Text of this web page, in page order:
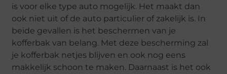
is voor elke type auto mogelijk. Het maakt dan
ook niet uit of de auto particulier of zakelijk is. In
beide gevallen is het beschermen van je
kofferbak van belang. Met deze bescherming zal
je kofferbak netjes blijven en ook nog eens
makkelijk schoon te maken. Daarnaast is het ook